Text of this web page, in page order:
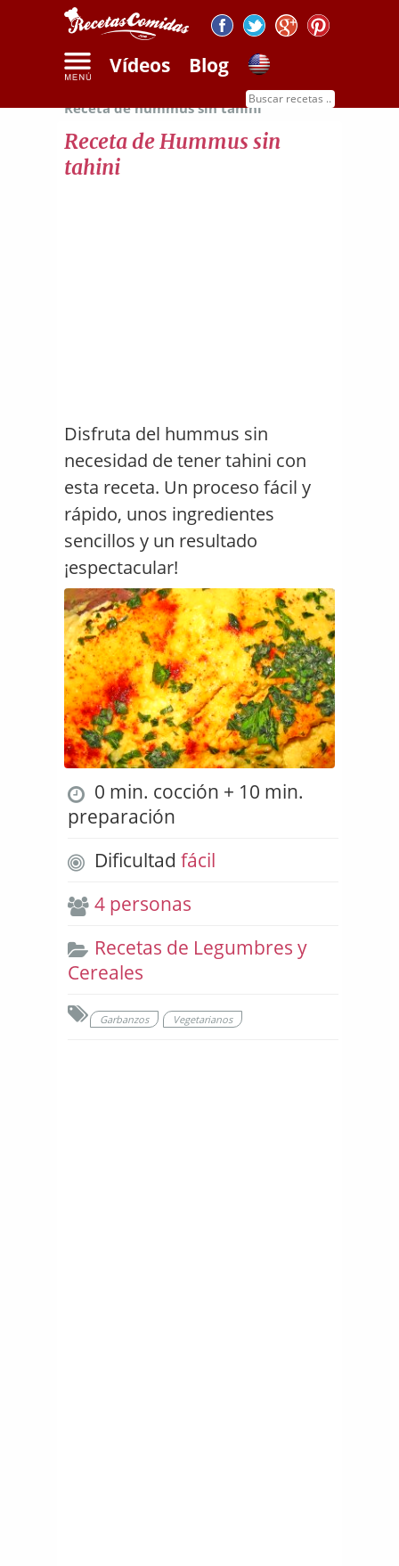
Vídeos Blog
Recetas de legumbres y cereales
Receta de hummus sin tahini
Receta de Hummus sin
tahini
Disfruta del hummus sin
necesidad de tener tahini con
esta receta. Un proceso fácil y
rápido, unos ingredientes
sencillos y un resultado
¡espectacular!
0 min. cocción + 10 min.
preparación
Dificultad fácil
4 personas
Recetas de Legumbres y
Cereales
Garbanzos Vegetarianos